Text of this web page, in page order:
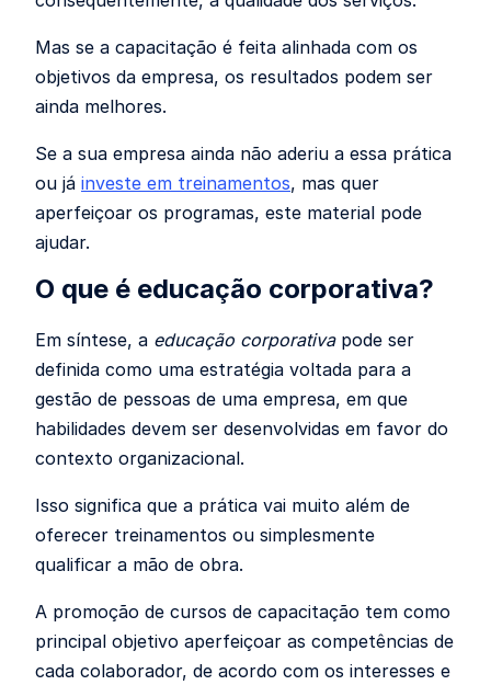
Mas se a capacitação é feita alinhada com os
objetivos da empresa, os resultados podem ser
ainda melhores.
Se a sua empresa ainda não aderiu a essa prática
ou já investe em treinamentos, mas quer
aperfeiçoar os programas, este material pode
ajudar.
O que é educação corporativa?
Em síntese, a educação corporativapode ser
definida como uma estratégia voltada para a
gestão de pessoas de uma empresa, em que
habilidades devem ser desenvolvidas em favor do
contexto organizacional.
Isso significa que a prática vai muito além de
oferecer treinamentos ou simplesmente
qualificar a mão de obra.
A promoção de cursos de capacitação tem como
principal objetivo aperfeiçoar as competências de
cada colaborador, de acordo com os interesses e